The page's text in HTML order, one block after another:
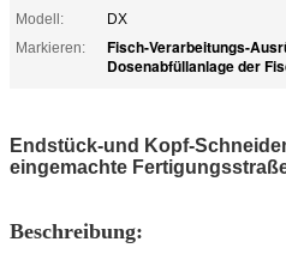
Modell:
DX
Markieren:
Fisch-Verarbeitungs-
Dosenabfüllanlage der
Endstück-und Kopf-
eingemachte
Beschreibung: